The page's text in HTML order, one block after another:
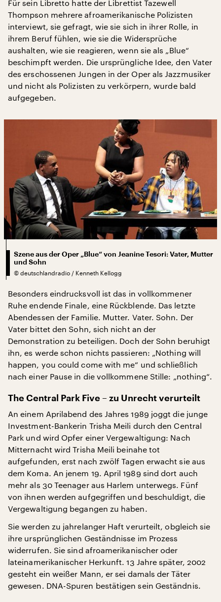
Für sein Libretto hatte der Librettist Tazewell
Thompson mehrere afroamerikanische Polizisten
interviewt, sie gefragt, wie sie sich in ihrer Rolle, in
ihrem Beruf fühlen, wie sie die Widersprüche
aushalten, wie sie reagieren, wenn sie als „Blue“
beschimpft werden. Die ursprüngliche Idee, den Vater
des erschossenen Jungen in der Oper als Jazzmusiker
und nicht als Polizisten zu verkörpern, wurde bald
aufgegeben.
Szene aus der Oper „Blue“ von Jeanine Tesori: Vater, Mutter
und Sohn
© deutschlandradio / Kenneth Kellogg
Besonders eindrucksvoll ist das in vollkommener
Ruhe endende Finale, eine Rückblende. Das letzte
Abendessen der Familie. Mutter. Vater. Sohn. Der
Vater bittet den Sohn, sich nicht an der
Demonstration zu beteiligen. Doch der Sohn beruhigt
ihn, es werde schon nichts passieren: „Nothing will
happen, you could come with me“ und schließlich
nach einer Pause in die vollkommene Stille: „nothing“.
The Central Park Five – zu Unrecht verurteilt
An einem Aprilabend des Jahres 1989 joggt die junge
Investment-Bankerin Trisha Meili durch den Central
Park und wird Opfer einer Vergewaltigung: Nach
Mitternacht wird Trisha Meili beinahe tot
aufgefunden, erst nach zwölf Tagen erwacht sie aus
dem Koma. An jenem 19. April 1989 sind dort auch
mehr als 30 Teenager aus Harlem unterwegs. Fünf
von ihnen werden aufgegriffen und beschuldigt, die
Vergewaltigung begangen zu haben.
Sie werden zu jahrelanger Haft verurteilt, obgleich sie
ihre ursprünglichen Geständnisse im Prozess
widerrufen. Sie sind afroamerikanischer oder
lateinamerikanischer Herkunft. 13 Jahre später, 2002
gesteht ein weißer Mann, er sei damals der Täter
gewesen. DNA-Spuren bestätigen sein Geständnis.